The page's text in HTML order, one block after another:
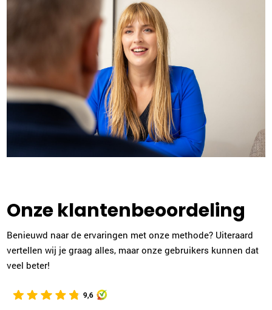
Onze klantenbeoordeling
Benieuwd naar de ervaringen met onze methode? Uiteraard
vertellen wij je graag alles, maar onze gebruikers kunnen dat
veel beter!